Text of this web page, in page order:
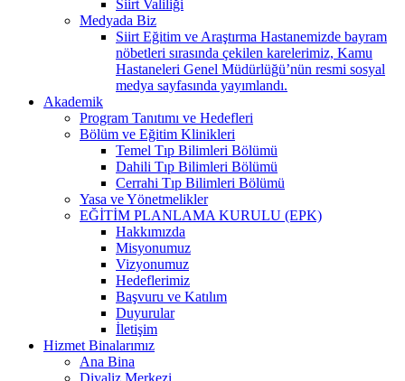
Siirt Valiliği
Medyada Biz
Siirt Eğitim ve Araştırma Hastanemizde bayram
nöbetleri sırasında çekilen karelerimiz, Kamu
Hastaneleri Genel Müdürlüğü’nün resmi sosyal
medya sayfasında yayımlandı.
Akademik
Program Tanıtımı ve Hedefleri
Bölüm ve Eğitim Klinikleri
Temel Tıp Bilimleri Bölümü
Dahili Tıp Bilimleri Bölümü
Cerrahi Tıp Bilimleri Bölümü
Yasa ve Yönetmelikler
EĞİTİM PLANLAMA KURULU (EPK)
Hakkımızda
Misyonumuz
Vizyonumuz
Hedeflerimiz
Başvuru ve Katılım
Duyurular
İletişim
Hizmet Binalarımız
Ana Bina
Diyaliz Merkezi